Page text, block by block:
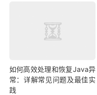
如何高效处理和恢复Java异
常：详解常见问题及最佳实
践